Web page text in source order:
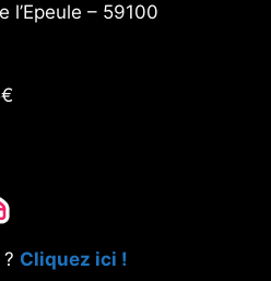
l’Epeule – 59100
Cliquez ici !